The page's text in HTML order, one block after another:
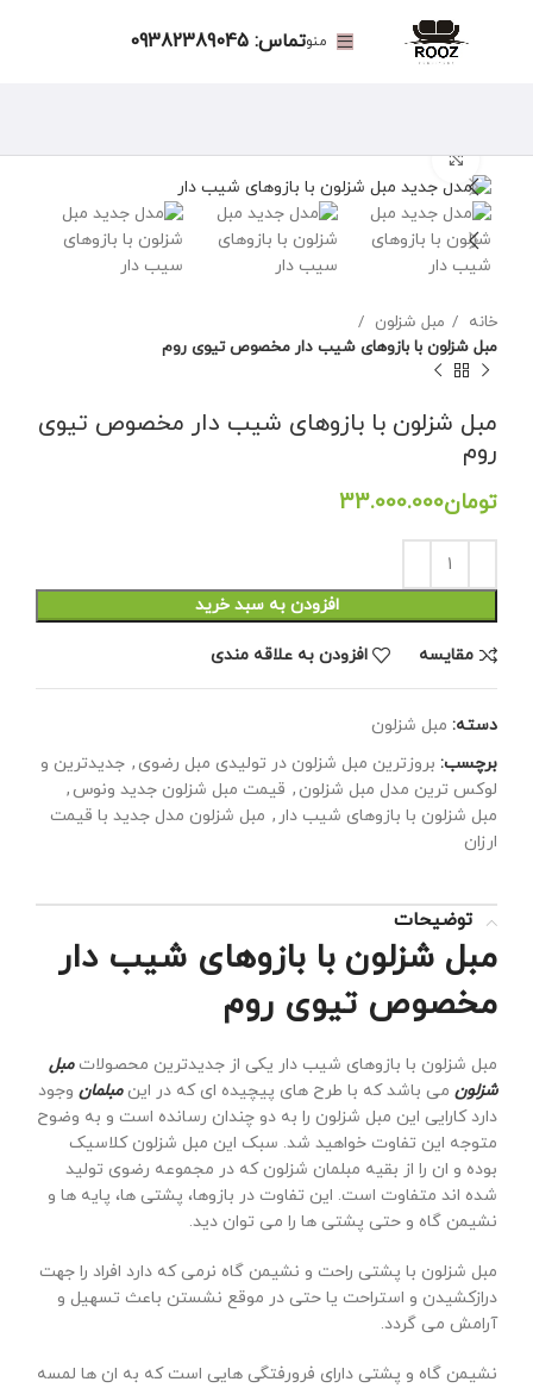
منوتماس: 09382389045
برای بزرگنمایی کلیک کنید
خانه
مبل شزلون
مبل شزلون با بازوهای شیب دار مخصوص تیوی روم
مبل شزلون با بازوهای شیب دار مخصوص تیوی
روم
تومان
افزودن به سبد خرید
مقايسه افزودن به علاقه مندی
دسته: مبل شزلون
برچسب: بروزترین مبل شزلون در تولیدی مبل رضوی , جدیدترین و
لوکس ترین مدل مبل شزلون , قیمت مبل شزلون جدید ونوس ,
مبل شزلون با بازوهای شیب دار , مبل شزلون مدل جدید با قیمت
ارزان
توضیحات
مبل شزلون با بازوهای شیب دار
مخصوص تیوی روم
مبل شزلون با بازوهای شیب دار یکی از جدیدترین محصولاتمبل
شزلون می باشد که با طرح های پیچیده ای که در اینمبلمان وجود
دارد کارایی این مبل شزلون را به دو چندان رسانده است و به وضوح
متوجه این تفاوت خواهید شد. سبک این مبل شزلون کلاسیک
بوده و ان را از بقیه مبلمان شزلون که در مجموعه رضوی تولید
شده اند متفاوت است. این تفاوت در بازوها، پشتی ها، پایه ها و
نشیمن گاه و حتی پشتی ها را می توان دید.
مبل شزلون با پشتی راحت و نشیمن گاه نرمی که دارد افراد را جهت
درازکشیدن و استراحت یا حتی در موقع نشستن باعث تسهیل و
آرامش می گردد.
نشیمن گاه و پشتی دارای فرورفتگی هایی است که به ان ها لمسه